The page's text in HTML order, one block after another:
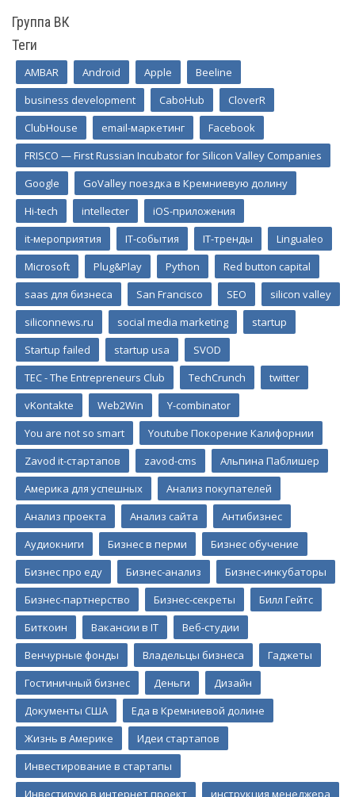
Группа ВК
Теги
AMBAR Android Apple
Beeline
business development
CaboHub
CloverR
ClubHouse
email-маркетинг
Facebook
FRISCO — First Russian Incubator for Silicon Valley Companies
Google
GoValley поездка в Кремниевую долину
Hi-tech
intellecter
iOS-приложения
it-мероприятия
IT-события IT-тренды
Lingualeo
Microsoft
Plug&Play Python
Red button capital
saas для бизнеса
San Francisco SEO
silicon valley
siliconnews.ru
social media marketing
startup
Startup failed
startup usa
SVOD
TEC - The Entrepreneurs Club
TechCrunch
twitter
vKontakte
Web2Win
Y-combinator
You are not so smart
Youtube Покорение Калифорнии
Zavod it-стартапов
zavod-cms
Альпина Паблишер
Америка для успешных
Анализ покупателей
Анализ проекта
Анализ сайта
Антибизнес
Аудиокниги
Бизнес в перми
Бизнес обучение
Бизнес про еду
Бизнес-анализ
Бизнес-инкубаторы
Бизнес-партнерство
Бизнес-секреты
Билл Гейтс
Биткоин
Вакансии в IT
Веб-студии
Венчурные фонды
Владельцы бизнеса
Гаджеты
Гостиничный бизнес
Деньги
Дизайн
Документы США
Еда в Кремниевой долине
Жизнь в Америке
Идеи стартапов
Инвестирование в стартапы
Инвестирую в интернет проект
инструкция менеджера